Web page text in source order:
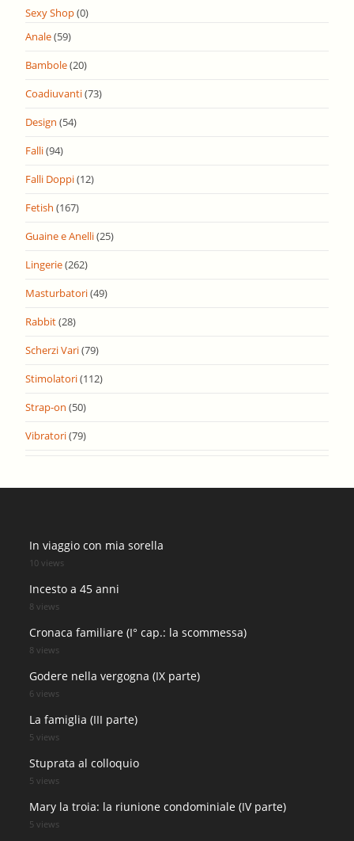
Sexy Shop(0)
Anale(59)
Bambole(20)
Coadiuvanti(73)
Design (54)
Falli(94)
Falli Doppi(12)
Fetish (167)
Guaine e Anelli(25)
Lingerie(262)
Masturbatori(49)
Rabbit(28)
Scherzi Vari(79)
Stimolatori(112)
Strap-on (50)
Vibratori(79)
In viaggio con mia sorella
10 views
Incesto a 45 anni
8 views
Cronaca familiare (I° cap.: la scommessa)
8 views
Godere nella vergogna (IX parte)
6 views
La famiglia (III parte)
5 views
Stuprata al colloquio
5 views
Mary la troia: la riunione condominiale (IV parte)
5 views